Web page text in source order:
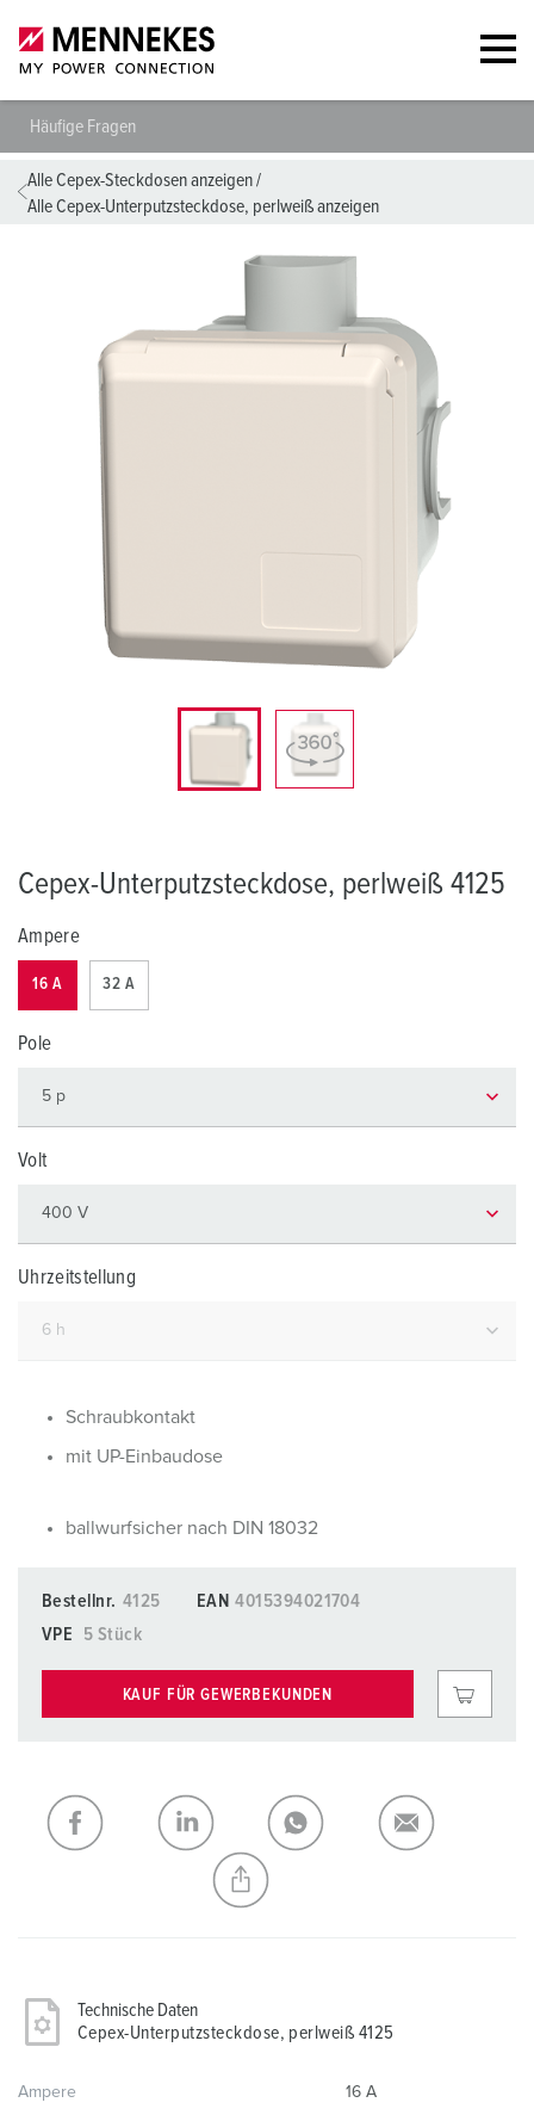
Häufige Fragen
Alle Cepex-Steckdosen anzeigen/
Alle Cepex-Unterputzsteckdose, perlweiß anzeigen
Cepex-Unterputzsteckdose, perlweiß 4125
Ampere
16 A 32 A
Pole
Volt
Uhrzeitstellung
Schraubkontakt
mit UP-Einbaudose
ballwurfsicher nach DIN 18032
Bestellnr. 4125 EAN 4015394021704
VPE
5 Stück
KAUF FÜR GEWERBEKUNDEN
Technische Daten
Cepex-Unterputzsteckdose, perlweiß 4125
Ampere 16 A